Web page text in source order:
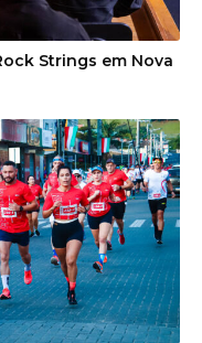
Strings em Nova